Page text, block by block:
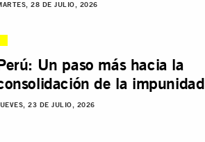
28 DE JULIO, 2026
Un paso más hacia la
de la impunidad
23 DE JULIO, 2026